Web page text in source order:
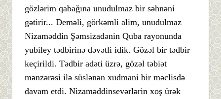
gözlərim qabağına unudulmaz bir səhnəni
gətirir... Deməli, görkəmli alim, unudulmaz
Nizaməddin Şəmsizadənin Quba rayonunda
yubiley tədbirinə dəvətli idik. Gözəl bir tədbir
keçirildi. Tədbir adəti üzrə, gözəl təbiət
mənzərəsi ilə süslənən xudmani bir məclisdə
davam etdi. Nizaməddinsevərlərin xoş ürək